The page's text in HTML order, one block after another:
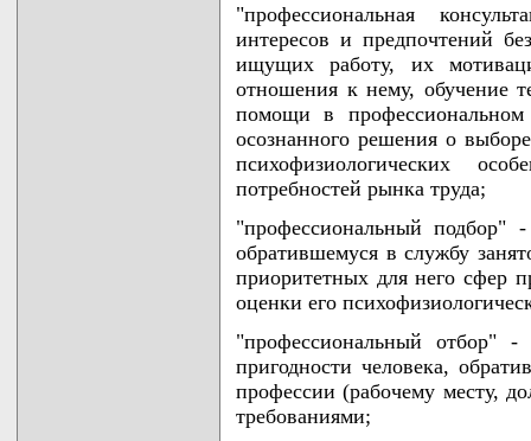
"профессиональная
интересов и предпочтений
ищущих работу, их
отношения к нему, обучение
помощи в
осознанного решения о
психофизиологических
потребностей рынка труда;
"профессиональный подбор" -
обратившемуся в службу
приоритетных для него сфер
оценки его
"профессиональный отбор" -
пригодности человека,
профессии (рабочему месту,
требованиями;